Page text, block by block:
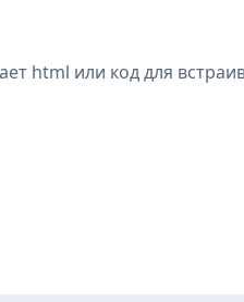
html или код для